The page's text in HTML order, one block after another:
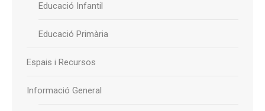
Educació Infantil
Educació Primària
Espais i Recursos
Informació General